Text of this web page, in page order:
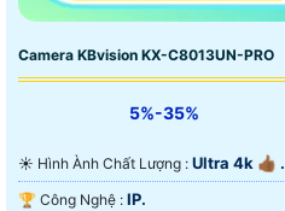
Camera KBvision KX-C8013UN-PRO
5%-35%
☀️ Hình Ành Chất Lượng : Ultra 4k 👍🏾 .
🏆 Công Nghệ : IP.